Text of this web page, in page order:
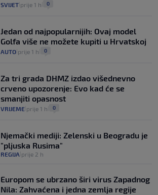
SVIJET prije 1 h 0
Jedan od najpopularnijih: Ovaj model
Golfa više ne možete kupiti u Hrvatskoj
AUTO prije 1 h 0
Za tri grada DHMZ izdao višednevno
crveno upozorenje: Evo kad će se
smanjiti opasnost
VRIJEME prije 1 h 0
Njemački mediji: Zelenski u Beogradu je
"pljuska Rusima"
REGIJA prije 2 h
Europom se ubrzano širi virus Zapadnog
Nila: Zahvaćena i jedna zemlja regije